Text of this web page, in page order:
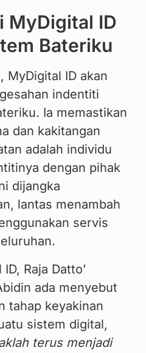
MyDigital ID
Bateriku
MyDigital ID akan
indentiti
Ia memastikan
dan kakitangan
adalah individu
dengan pihak
dijangka
lantas menambah
servis
Raja Datto’
ada menyebut
tahap keyakinan
sistem digital,
terus menjadi